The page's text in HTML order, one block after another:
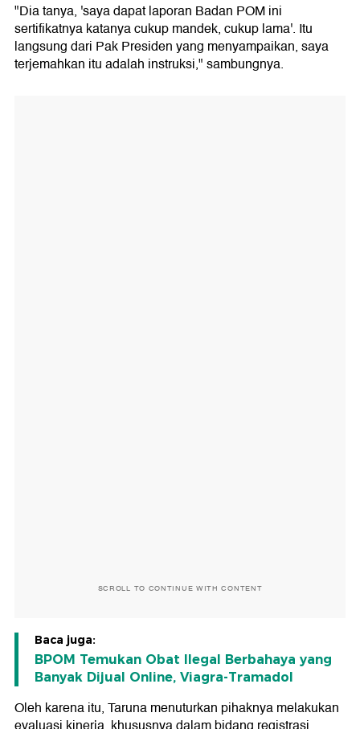
"Dia tanya, 'saya dapat laporan Badan POM ini
sertifikatnya katanya cukup mandek, cukup lama'. Itu
langsung dari Pak Presiden yang menyampaikan, saya
terjemahkan itu adalah instruksi," sambungnya.
SCROLL TO CONTINUE WITH CONTENT
Baca juga:
BPOM Temukan Obat Ilegal Berbahaya yang
Banyak Dijual Online, Viagra-Tramadol
Oleh karena itu, Taruna menuturkan pihaknya melakukan